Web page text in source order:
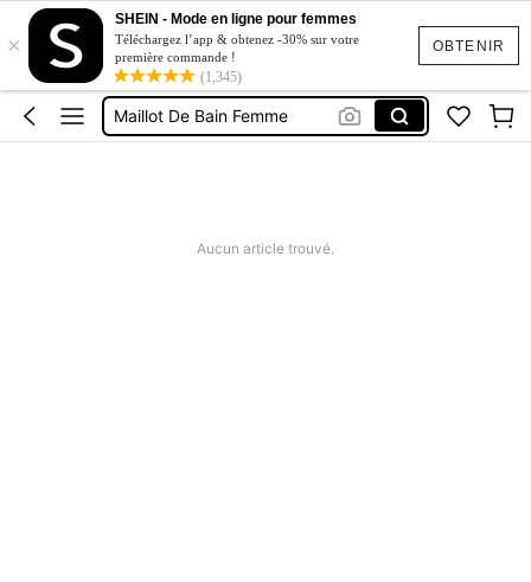
OBTENIR
×
SHEIN - Mode en ligne pour femmes
Téléchargez l’app & obtenez -30% sur votre
première commande !
(1,345)
Short Jeans Femme
Squishy
Maillot De Bain Femme
Aucun article trouvé.